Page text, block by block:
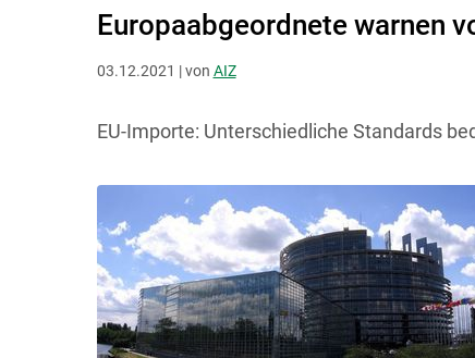
Europaabgeordnete warnen
03.12.2021 | von AIZ
EU-Importe: Unterschiedliche Standards